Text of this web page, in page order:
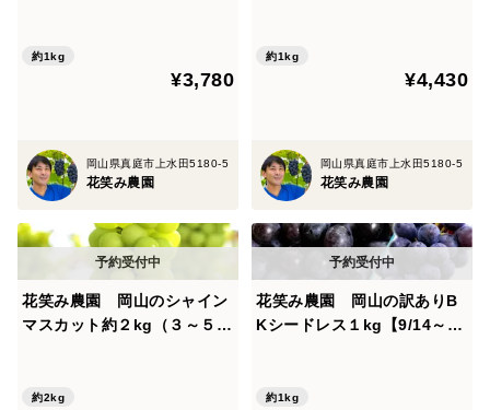
約1kg
¥3,780
岡山県真庭市上水田5180-5
花笑み農園
約1kg
¥4,430
岡山県真庭市上水田5180-5
花笑み農園
花笑み農園 岡山のシャイン
マスカット約２kg（３～５
約2kg
花笑み農園 岡山の訳ありB
Kシードレス１kg【9/14～順
約1kg